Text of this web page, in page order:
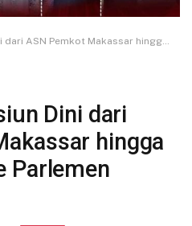
Makassar hingga Melenggang ke Parlemen Pettarani
Dini dari
hingga
Parlemen